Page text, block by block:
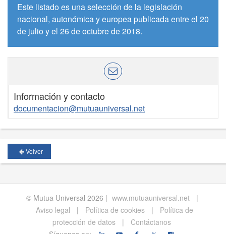
Este listado es una selección de la legislación
nacional, autonómica y europea publicada entre el 20
de julio y el 26 de octubre de 2018.
Información y contacto
documentacion@mutuauniversal.net
Volver
© Mutua Universal 2026 | www.mutuauniversal.net
|
Aviso legal
| Política de cookies |
Política de
protección de datos
|
Contáctanos